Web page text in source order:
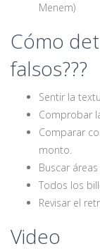
Menem)
Cómo
falsos???
Sentir la
Comprobar
Comparar
monto.
Buscar
Todos los
Revisar el
Video